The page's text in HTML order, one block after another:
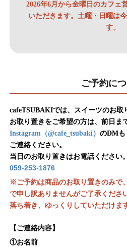
2026年6月から金曜日のカフェ
いただきます。 土曜・日曜は
す。
ご予約に
cafeTSUBAKIでは、スイーツのお取
お取り置きをご希望の方は、前日ま
Instagram（@cafe_tsubaki） のDMも
ご連絡ください。
当日のお取り置きはお電話ください。
059-253-1876
※ご予約は商品のお取り置きのみで、
で申し訳ありませんがご了承くださ
落ち着き、ゆっくりしていただけま
【ご連絡内容】
①お名前